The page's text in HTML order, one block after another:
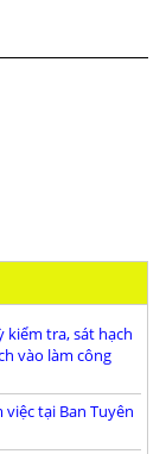
tra, sát hạch
vào làm công
việc tại Ban Tuyên